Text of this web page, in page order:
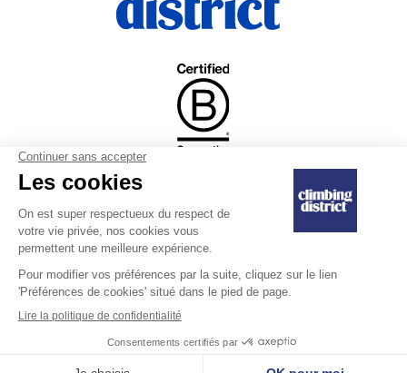
Règlement intérieur |
confidentialité|Ventes et remboursements
Mentions légales
Dernière mise à jour le 10/07/2025
Copyright © 2025 Climbing District SA. Tous droits réservés.